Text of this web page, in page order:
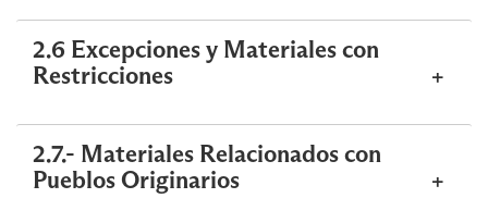
2.6 Excepciones y Materiales con
Restricciones
2.7.- Materiales Relacionados con
Pueblos Originarios